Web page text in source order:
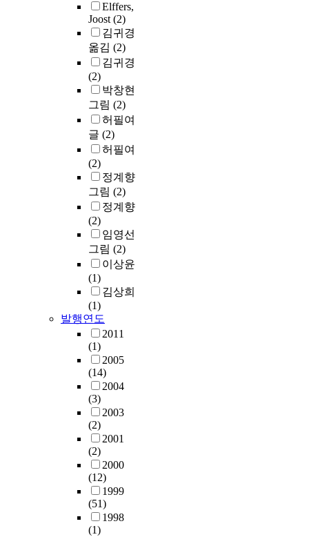
Elffers,
Joost(2)
김귀경
옮김 (2)
김귀경
(2)
박창현
그림 (2)
허필여
글 (2)
허필여
(2)
정계향
그림 (2)
정계향
(2)
임영선
그림 (2)
이상윤
(1)
김상희
(1)
발행연도
2011
(1)
2005
(14)
2004
(3)
2003
(2)
2001
(2)
2000
(12)
1999
(51)
1998
(1)